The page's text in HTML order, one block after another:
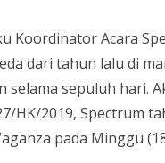
Koordinator Acara
dari tahun lalu di
selama sepuluh hari.
HK/2019, Spectrum
pada Minggu